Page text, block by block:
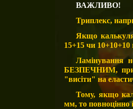
ВАЖЛИВО!
Триплекс,
Якщо
15+15 чи
Ламінування
БЕЗПЕЧНИМ, при
"висіти" на
Тому, якщо
мм, то повноцінно